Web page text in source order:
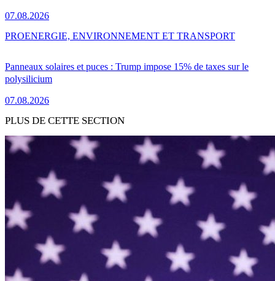
07.08.2026
Panneaux solaires et puces : Trump impose 15% de taxes sur le
polysilicium
07.08.2026
PROENERGIE, ENVIRONNEMENT ET TRANSPORT
PLUS DE CETTE SECTION